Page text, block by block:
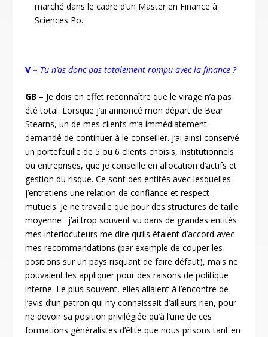
marché dans le cadre d’un Master en Finance à
Sciences Po.
V – Tu n’as donc pas totalement rompu avec la finance ?
GB – Je dois en effet reconnaître que le virage n’a pas
été total. Lorsque j’ai annoncé mon départ de Bear
Stearns, un de mes clients m’a immédiatement
demandé de continuer à le conseiller. J’ai ainsi conservé
un portefeuille de 5 ou 6 clients choisis, institutionnels
ou entreprises, que je conseille en allocation d’actifs et
gestion du risque. Ce sont des entités avec lesquelles
j’entretiens une relation de confiance et respect
mutuels. Je ne travaille que pour des structures de taille
moyenne : j’ai trop souvent vu dans de grandes entités
mes interlocuteurs me dire qu’ils étaient d’accord avec
mes recommandations (par exemple de couper les
positions sur un pays risquant de faire défaut), mais ne
pouvaient les appliquer pour des raisons de politique
interne. Le plus souvent, elles allaient à l’encontre de
l’avis d’un patron qui n’y connaissait d’ailleurs rien, pour
ne devoir sa position privilégiée qu’à l’une de ces
formations généralistes d’élite que nous prisons tant en